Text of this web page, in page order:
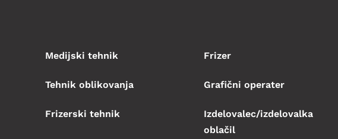
Medijski tehnik
Tehnik oblikovanja
Frizerski tehnik
Frizer
Grafični operater
Izdelovalec/izdelovalka
oblačil